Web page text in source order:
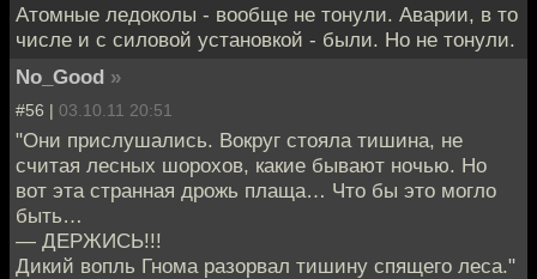
Атомные ледоколы - вообще не тонули. Аварии, в то
числе и с силовой установкой - были. Но не тонули.
No_Good »
#56 | 03.10.11 20:51
"Они прислушались. Вокруг стояла тишина, не
считая лесных шорохов, какие бывают ночью. Но
вот эта странная дрожь плаща… Что бы это могло
быть…
— ДЕРЖИСЬ!!!
Дикий вопль Гнома разорвал тишину спящего леса."